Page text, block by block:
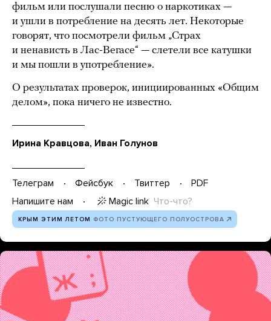
фильм или послушали песню о наркотиках —
и ушли в потребление на десять лет. Некоторые
говорят, что посмотрели фильм „Страх
и ненависть в Лас-Вегасе“ — слетели все катушки
и мы пошли в употребление».
О результатах проверок, инициированных «Общим
делом», пока ничего не известно.
Ирина Кравцова, Иван Голунов
Телеграм Фейсбук Твиттер
PDF
Напишите нам
Magic link Что-что?
КРЫМ ЭТИМ ЛЕТОМ ФОТО ПУСТУЮЩЕГО ПОЛУОСТРОВА